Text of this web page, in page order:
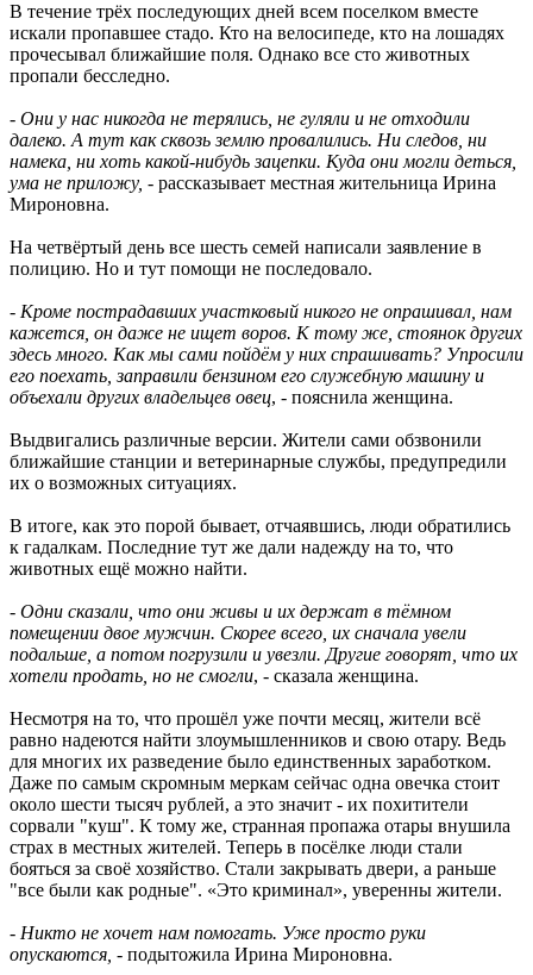
В течение трёх последующих дней всем поселком вместе
искали пропавшее стадо. Кто на велосипеде, кто на лошадях
прочесывал ближайшие поля. Однако все сто животных
пропали бесследно.
- Они у нас никогда не терялись, не гуляли и не отходили
далеко. А тут как сквозь землю провалились. Ни следов, ни
намека, ни хоть какой-нибудь зацепки. Куда они могли деться,
ума не приложу, - рассказывает местная жительница Ирина
Мироновна.
На четвёртый день все шесть семей написали заявление в
полицию. Но и тут помощи не последовало.
- Кроме пострадавших участковый никого не опрашивал, нам
кажется, он даже не ищет воров. К тому же, стоянок других
здесь много. Как мы сами пойдём у них спрашивать? Упросили
его поехать, заправили бензином его служебную машину и
объехали других владельцев овец, - пояснила женщина.
Выдвигались различные версии. Жители сами обзвонили
ближайшие станции и ветеринарные службы, предупредили
их о возможных ситуациях.
В итоге, как это порой бывает, отчаявшись, люди обратились
к гадалкам. Последние тут же дали надежду на то, что
животных ещё можно найти.
- Одни сказали, что они живы и их держат в тёмном
помещении двое мужчин. Скорее всего, их сначала увели
подальше, а потом погрузили и увезли. Другие говорят, что их
хотели продать, но не смогли, - сказала женщина.
Несмотря на то, что прошёл уже почти месяц, жители всё
равно надеются найти злоумышленников и свою отару. Ведь
для многих их разведение было единственных заработком.
Даже по самым скромным меркам сейчас одна овечка стоит
около шести тысяч рублей, а это значит - их похитители
сорвали "куш". К тому же, странная пропажа отары внушила
страх в местных жителей. Теперь в посёлке люди стали
бояться за своё хозяйство. Стали закрывать двери, а раньше
"все были как родные". «Это криминал», уверенны жители.
- Никто не хочет нам помогать. Уже просто руки
опускаются, - подытожила Ирина Мироновна.